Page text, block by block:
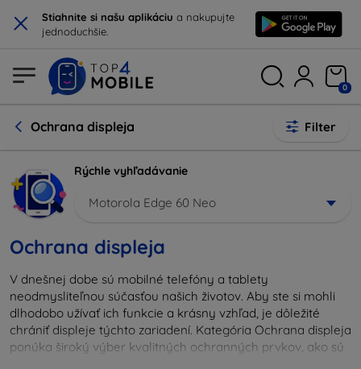
× Stiahnite si našu aplikáciu a nakupujte
jednoduchšie.
0
Ochrana displeja Filter
Rýchle vyhľadávanie
Motorola Edge 60 Neo
Ochrana displeja
V dnešnej dobe sú mobilné telefóny a tablety
neodmysliteľnou súčasťou našich životov. Aby ste si mohli
dlhodobo užívať ich funkcie a krásny vzhľad, je dôležité
chrániť displeje týchto zariadení. Kategória Ochrana displeja
ponúka široký výber kvalitných ochranných prvkov, ako sú